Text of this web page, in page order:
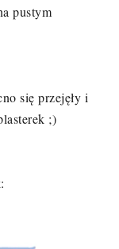
pustym
się przejęły i
;)